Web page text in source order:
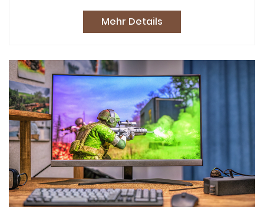
Mehr Details